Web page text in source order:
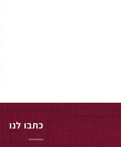
כתבו לנו